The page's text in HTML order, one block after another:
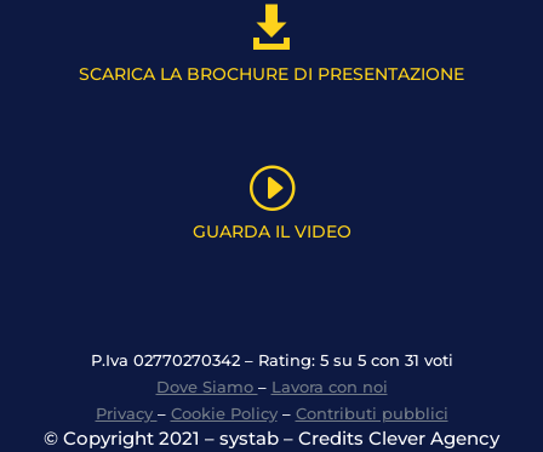

SCARICA LA BROCHURE DI PRESENTAZIONE
I
GUARDA IL VIDEO
P.Iva 02770270342 – Rating: 5 su 5 con 31 voti
Dove Siamo – Lavora con noi
Privacy – Cookie Policy– Contributi pubblici
© Copyright 2021 – systab – Credits Clever Agency